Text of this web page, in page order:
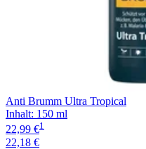
Anti Brumm Ultra Tropical
Inhalt: 150 ml
22,99 €1
22,18 €